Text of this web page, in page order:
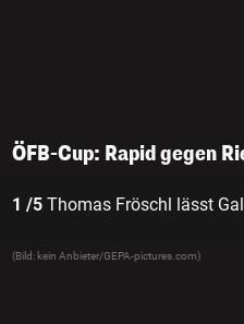
ÖFB-Cup: Rapid gegen
1 /5 Thomas Fröschl lässt
(Bild: kein Anbieter/GEPA-pictures.com)